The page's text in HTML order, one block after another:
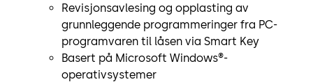
Revisjonsavlesing og opplasting av
grunnleggende programmeringer fra PC-
programvaren til låsen via Smart Key
Basert på Microsoft Windows®-
operativsystemer